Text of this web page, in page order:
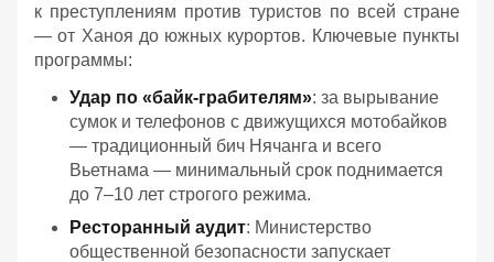
к преступлениям против туристов по всей стране
— от Ханоя до южных курортов. Ключевые пункты
программы:
Удар по «байк-грабителям»: за вырывание
сумок и телефонов с движущихся мотобайков
— традиционный бич Нячанга и всего
Вьетнама — минимальный срок поднимается
до 7–10 лет строгого режима.
Ресторанный аудит: Министерство
общественной безопасности запускает